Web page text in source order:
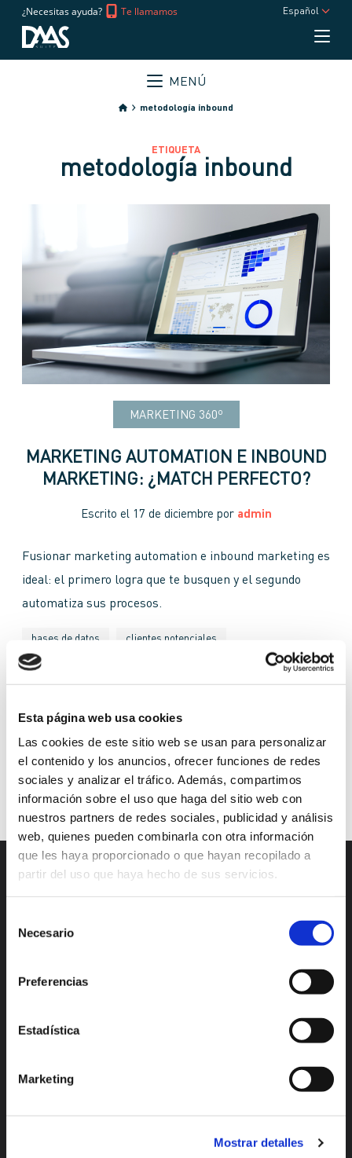
Esta página web usa cookies
Las cookies de este sitio web se usan para personalizar
el contenido y los anuncios, ofrecer funciones de redes
sociales y analizar el tráfico. Además, compartimos
información sobre el uso que haga del sitio web con
nuestros partners de redes sociales, publicidad y análisis
web, quienes pueden combinarla con otra información
que les haya proporcionado o que hayan recopilado a
partir del uso que haya hecho de sus servicios.
Necesario
Preferencias
Estadística
Marketing
Mostrar detalles
¿Necesitas ayuda? Te llamamos Español
MENÚ
metodología inbound
ETIQUETA
metodología inbound
MARKETING 360º
MARKETING AUTOMATION E INBOUND
MARKETING: ¿MATCH PERFECTO?
Escrito el 17 de diciembre por admin
Fusionar marketing automation e inbound marketing es
ideal: el primero logra que te busquen y el segundo
automatiza sus procesos.
bases de datos clientes potenciales
embudo de conversión estrategia inbound marketing
marketing automation
metodología inbound mundo digital
Continuar leyendo
Lisboa
Enlaces de interés